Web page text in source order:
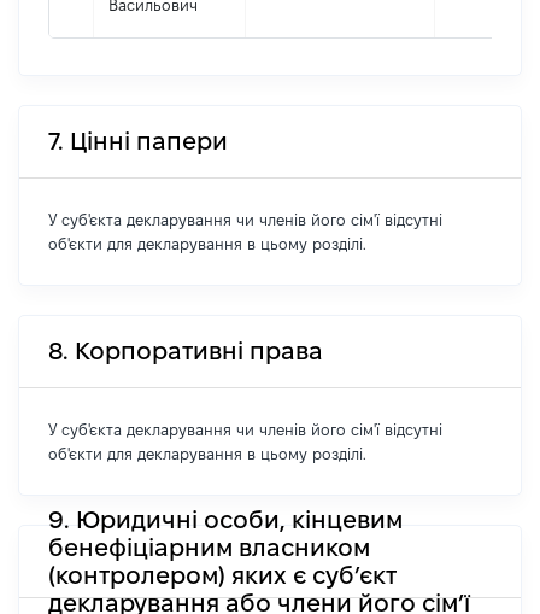
Васильович
7. Цінні папери
У суб'єкта декларування чи членів його сім'ї відсутні
об'єкти для декларування в цьому розділі.
8. Корпоративні права
У суб'єкта декларування чи членів його сім'ї відсутні
об'єкти для декларування в цьому розділі.
9. Юридичні особи, кінцевим
бенефіціарним власником
(контролером) яких є суб’єкт
декларування або члени його сім’ї